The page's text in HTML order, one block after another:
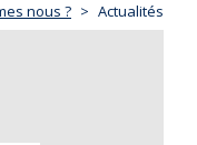
nous ? Actualités